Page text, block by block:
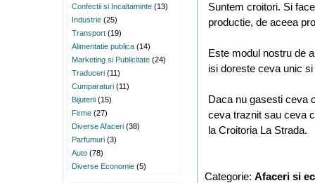
Confectii si Incaltaminte (13)
Industrie (25)
Transport (19)
Alimentatie publica (14)
Marketing si Publicitate (24)
Traduceri (11)
Cumparaturi (11)
Bijuterii (15)
Firme (27)
Diverse Afaceri (38)
Parfumuri (3)
Auto (78)
Diverse Economie (5)
Suntem croitori. Si
productie, de aceea
Este modul nostru de
isi doreste ceva unic
Daca nu gasesti ceva
ceva traznit sau ceva
la Croitoria La Strada.
Categorie: Afaceri si